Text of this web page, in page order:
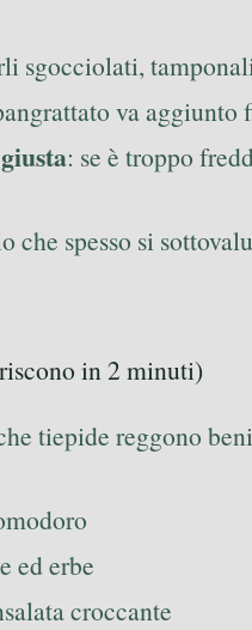
sgocciolati,
va aggiunto
: se è troppo
che spesso si
in 2 minuti)
tiepide reggono
ed erbe
croccante